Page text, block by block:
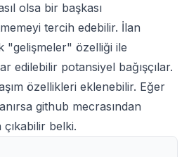
olsa bir başkası
tercih edebilir. İlan
"gelişmeler" özelliği ile
edilebilir potansiyel bağışçılar.
özellikleri eklenebilir. Eğer
github mecrasından
belki.